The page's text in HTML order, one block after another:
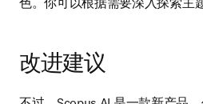
改进建议